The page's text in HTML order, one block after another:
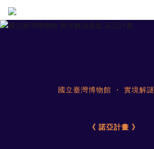
國立臺灣博物館 ・ 實境解
《 諾亞計畫 》